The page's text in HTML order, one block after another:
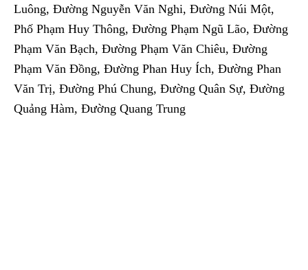
Luông, Đường Nguyễn Văn Nghi, Đường Núi Một,
Phố Phạm Huy Thông, Đường Phạm Ngũ Lão, Đường
Phạm Văn Bạch, Đường Phạm Văn Chiêu, Đường
Phạm Văn Đồng, Đường Phan Huy Ích, Đường Phan
Văn Trị, Đường Phú Chung, Đường Quân Sự, Đường
Quảng Hàm, Đường Quang Trung